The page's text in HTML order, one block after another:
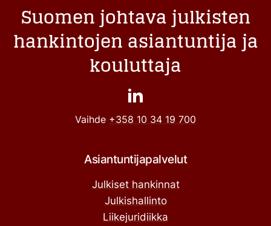
Suomen johtava julkisten
hankintojen asiantuntija ja
kouluttaja
Vaihde +358 10 34 19 700
Asiantuntijapalvelut
Julkiset hankinnat
Julkishallinto
Liikejuridiikka